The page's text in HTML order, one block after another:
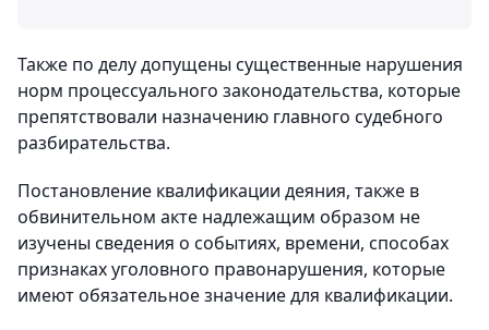
Также по делу допущены существенные нарушения
норм процессуального законодательства, которые
препятствовали назначению главного судебного
разбирательства.
Постановление квалификации деяния, также в
обвинительном акте надлежащим образом не
изучены сведения о событиях, времени, способах
признаках уголовного правонарушения, которые
имеют обязательное значение для квалификации.